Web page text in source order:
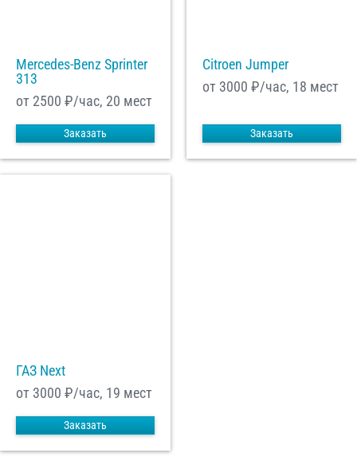
Mercedes-Benz Sprinter
313
от 2500 ₽/час, 20 мест
Заказать
Citroen Jumper
от 3000 ₽/час, 18 мест
Заказать
ГАЗ Next
от 3000 ₽/час, 19 мест
Заказать